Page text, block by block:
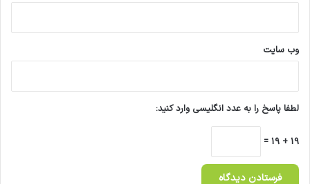
وب‌ سایت
لطفا پاسخ را به عدد انگلیسی وارد کنید:
19 + 19 =